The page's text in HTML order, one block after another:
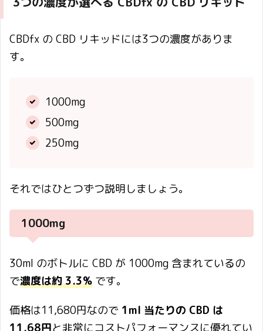
CBDfx の CBD リキッドには3つの濃度がありま
す。
1000mg
500mg
250mg
それではひとつずつ説明しましょう。
1000mg
30ml のボトルに CBD が 1000mg 含まれているの
で濃度は約 3.3% です。
価格は11,680円なので 1ml 当たりの CBD は
11.68円と非常にコストパフォーマンスに優れてい